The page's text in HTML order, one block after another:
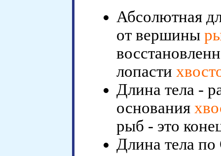
Абсолютная
от вершины
лопасти
Длина тела -
основания
рыб - это
Длина тела